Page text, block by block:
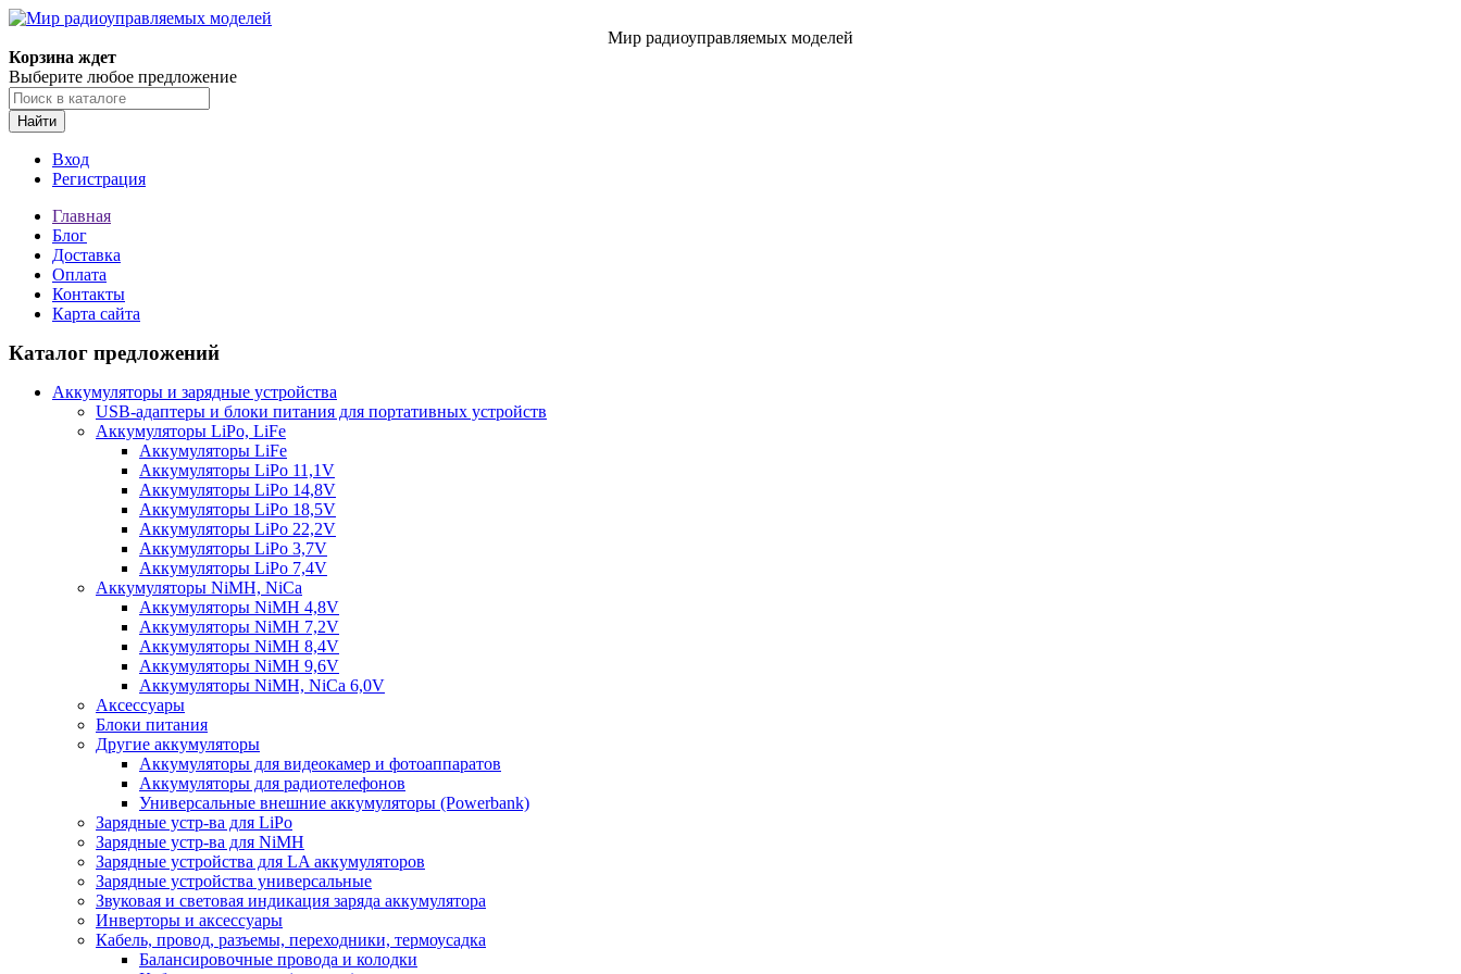
Мир радиоуправляемых моделей
Корзина ждет
Выберите любое предложение
Найти
Вход
Регистрация
Главная
Блог
Доставка
Оплата
Контакты
Карта сайта
Каталог предложений
Аккумуляторы и зарядные устройства
USB-адаптеры и блоки питания для портативных устройств
Аккумуляторы LiPo, LiFe
Аккумуляторы LiFe
Аккумуляторы LiPo 11,1V
Аккумуляторы LiPo 14,8V
Аккумуляторы LiPo 18,5V
Аккумуляторы LiPo 22,2V
Аккумуляторы LiPo 3,7V
Аккумуляторы LiPo 7,4V
Аккумуляторы NiMH, NiCa
Аккумуляторы NiMH 4,8V
Аккумуляторы NiMH 7,2V
Аккумуляторы NiMH 8,4V
Аккумуляторы NiMH 9,6V
Аккумуляторы NiMH, NiCa 6,0V
Аксессуары
Блоки питания
Другие аккумуляторы
Аккумуляторы для видеокамер и фотоаппаратов
Аккумуляторы для радиотелефонов
Универсальные внешние аккумуляторы (Powerbank)
Зарядные устр-ва для LiPo
Зарядные устр-ва для NiMH
Зарядные устройства для LA аккумуляторов
Зарядные устройства универсальные
Звуковая и световая индикация заряда аккумулятора
Инверторы и аксессуары
Кабель, провод, разъемы, переходники, термоусадка
Балансировочные провода и колодки